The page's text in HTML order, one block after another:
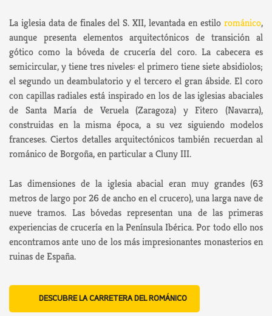
La iglesia data de finales del S. XII, levantada en estilo románico,
aunque presenta elementos arquitectónicos de transición al
gótico como la bóveda de crucería del coro. La cabecera es
semicircular, y tiene tres niveles: el primero tiene siete absidiolos;
el segundo un deambulatorio y el tercero el gran ábside. El coro
con capillas radiales está inspirado en los de las iglesias abaciales
de Santa María de Veruela (Zaragoza) y Fitero (Navarra),
construidas en la misma época, a su vez siguiendo modelos
franceses. Ciertos detalles arquitectónicos también recuerdan al
románico de Borgoña, en particular a Cluny III.
Las dimensiones de la iglesia abacial eran muy grandes (63
metros de largo por 26 de ancho en el crucero), una larga nave de
nueve tramos. Las bóvedas representan una de las primeras
experiencias de crucería en la Península Ibérica. Por todo ello nos
encontramos ante uno de los más impresionantes monasterios en
ruinas de España.
DESCUBRE LA CARRETERA DEL ROMÁNICO